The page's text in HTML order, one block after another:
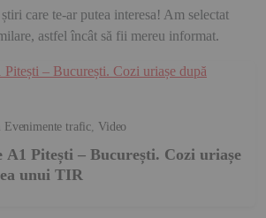
care te-ar putea interesa! Am selectat
astfel încât să fii mereu informat.
Evenimente trafic Video
A1 Pitești – București. Cozi uriașe
unui TIR